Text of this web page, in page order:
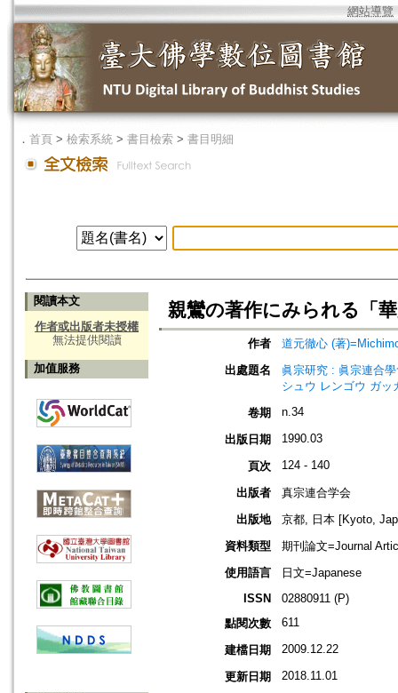
網站導覽
． 首頁 > 檢索系統 > 書目檢索 > 書目明細
閱讀本文
作者或出版者未授權
無法提供閱讀
加值服務
親鸞の著作にみられる「
作者
道元徹心 (著
出處題名
眞宗研究 : 眞宗連合
シュウ レンゴウ ガッ
卷期
n.34
出版日期 1990.03
頁次 124 - 140
出版者
真宗連合学会
出版地
京都, 日本 [Kyoto,
資料類型
期刊論文=Journal
使用語言
日文=Japanese
ISSN
02880911 (P)
點閱次數
611
建檔日期 2009.12.22
更新日期 2018.11.01